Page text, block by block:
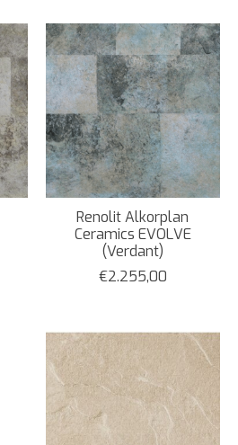
Renolit Alkorplan
Ceramics EVOLVE
(Verdant)
€2.255,00